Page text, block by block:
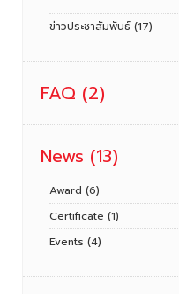
ข่าวประชาสัมพันธ์ (17)
FAQ (2)
News (13)
Award (6)
Certificate (1)
Events (4)